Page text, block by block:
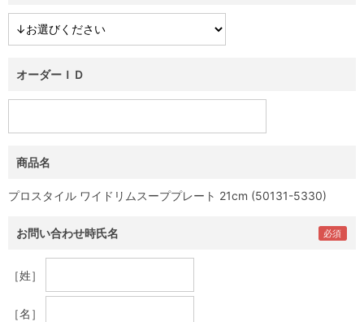
オーダーＩＤ
商品名
プロスタイル ワイドリムスーププレート 21cm (50131-5330)
お問い合わせ時氏名
［姓］
［名］